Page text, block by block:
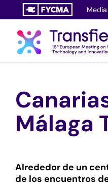
Saltar
al
contenido
Media
Málaga
Alrededor de un
de los encuentros